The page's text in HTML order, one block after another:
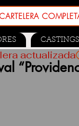
CASTINGS
actualizada